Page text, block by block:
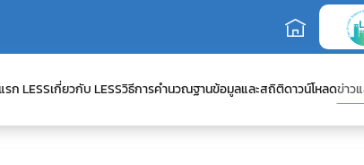
รก LESSเกี่ยวกับ LESSวิธีการคำนวณฐานข้อมูลและสถิติดาวน์โหลดข่าว